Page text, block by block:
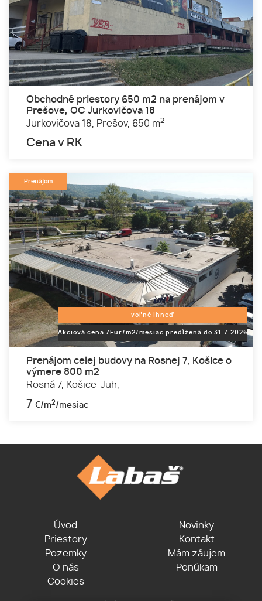
Obchodné priestory 650 m2 na prenájom v
Prešove, OC Jurkovičova 18
Jurkovičova 18,
Prešov, 650 m2
Cena v RK
Prenájom
voľné ihneď
Akciová cena 7Eur/m2/mesiac predĺžená do 31.7.2026
Prenájom celej budovy na Rosnej 7, Košice o
výmere 800 m2
Rosná 7, Košice-Juh,
7 €/m2/mesiac
Úvod
Priestory
Pozemky
O nás
Cookies
Novinky
Kontakt
Mám záujem
Ponúkam